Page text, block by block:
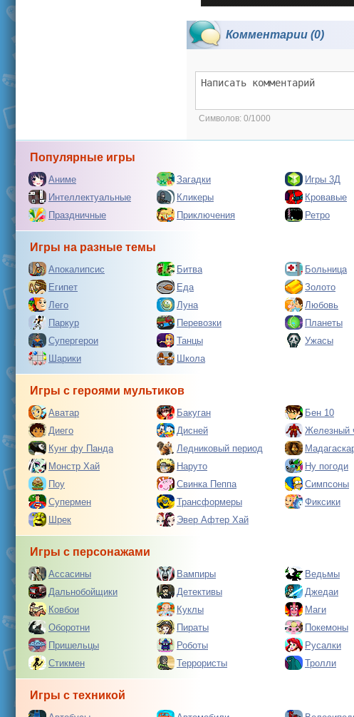
Комментарии (0)
Символов: 0/1000
Популярные игры
Аниме Загадки Игры 3Д
Интеллектуальные
Кликеры Кровавые
Праздничные
Приключения Ретро
Игры на разные темы
Апокалипсис Битва Больница
Египет
Еда Золото
Лего
Луна Любовь
Паркур
Перевозки Планеты
Супергерои
Танцы Ужасы
Шарики
Школа
Игры с героями мультиков
Аватар Бакуган Бен 10
Диего
Дисней Железный
Кунг фу Панда
Ледниковый период
Монстр Хай
Наруто Ну погоди
Поу
Свинка Пеппа Симпсоны
Супермен
Трансформеры Фиксики
Шрек
Эвер Афтер Хай
Игры с персонажами
Ассасины Вампиры Ведьмы
Дальнобойщики
Детективы Джедаи
Ковбои
Куклы Маги
Оборотни
Пираты Покемоны
Пришельцы
Роботы Русалки
Стикмен
Террористы Тролли
Игры с техникой